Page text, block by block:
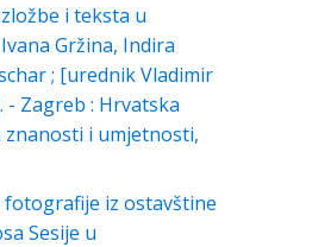
i teksta u
Gržina, Indira
; [urednik Vladimir
- Zagreb : Hrvatska
znanosti i umjetnosti,
fotografije iz ostavštine
Sesije u